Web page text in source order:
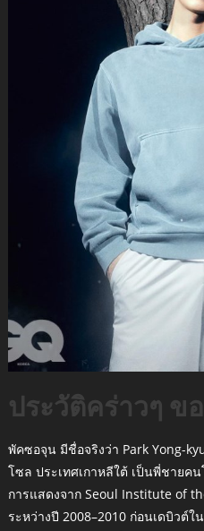
ประวัติคร่าวๆ ข
พัคซอจุน มีชื่อจริงว่า Park Yong-
โซล ประเทศเกาหลีใต้ เป็นพี่ชายค
การแสดงจาก Seoul Institute of
ระหว่างปี 2008–2010 ก่อนเดบิวต์ใ